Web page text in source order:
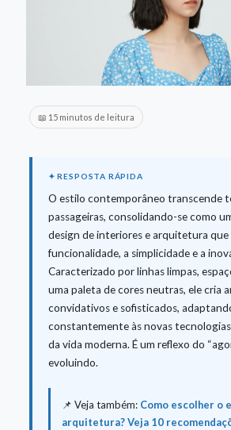
📖 15 minutos de leitura
O estilo contemporâneo transcende
passageiras, consolidando-se como
design de interiores e arquitetura que
funcionalidade, a simplicidade e a
Caracterizado por linhas limpas,
uma paleta de cores neutras, ele cria
convidativos e sofisticados,
constantemente às novas tecnologias
da vida moderna. É um reflexo do
evoluindo.
📌 Veja também: Como escolher o
arquitetura? Veja 10